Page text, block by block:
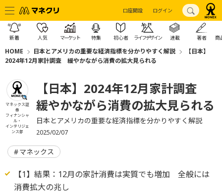
口座開設 ログイン
新着 人気 マーケット 特集 初心者 ライフデザイン 連載 著者 商
HOME 日本とアメリカの重要な経済指標を分かりやすく解説
【日本】
2024年12月家計調査 緩やかながら消費の拡大見られる
マネックス証
券
フィナンシャ
ル・
インテリジェ
ンス部
【日本】2024年12月家計調査
緩やかながら消費の拡大見られる
日本とアメリカの重要な経済指標を分かりやすく解説
2025/02/07
マネックス
【1】結果：12月の家計消費は実質でも増加 全般には
消費拡大の兆し